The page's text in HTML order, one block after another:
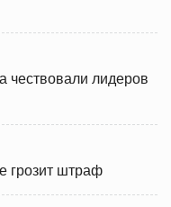
чествовали лидеров
грозит штраф